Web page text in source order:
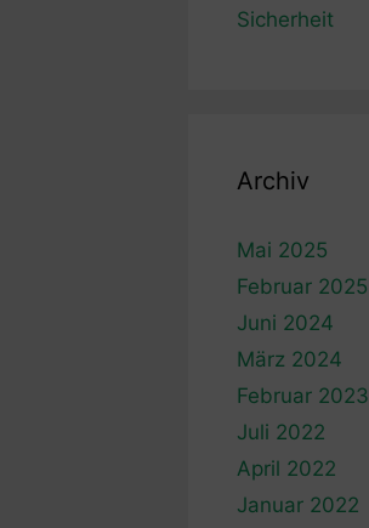
Sicherheit
Archiv
Mai 2025
Februar 2025
Juni 2024
März 2024
Februar 2023
Juli 2022
April 2022
Januar 2022